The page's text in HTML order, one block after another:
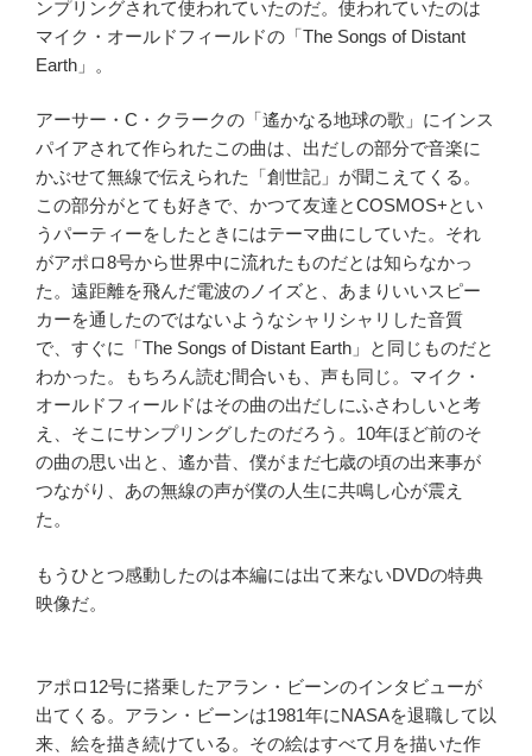
ンプリングされて使われていたのだ。使われていたのは
マイク・オールドフィールドの「The Songs of Distant
Earth」。
アーサー・C・クラークの「遙かなる地球の歌」にインス
パイアされて作られたこの曲は、出だしの部分で音楽に
かぶせて無線で伝えられた「創世記」が聞こえてくる。
この部分がとても好きで、かつて友達とCOSMOS+とい
うパーティーをしたときにはテーマ曲にしていた。それ
がアポロ8号から世界中に流れたものだとは知らなかっ
た。遠距離を飛んだ電波のノイズと、あまりいいスピー
カーを通したのではないようなシャリシャリした音質
で、すぐに「The Songs of Distant Earth」と同じものだと
わかった。もちろん読む間合いも、声も同じ。マイク・
オールドフィールドはその曲の出だしにふさわしいと考
え、そこにサンプリングしたのだろう。10年ほど前のそ
の曲の思い出と、遙か昔、僕がまだ七歳の頃の出来事が
つながり、あの無線の声が僕の人生に共鳴し心が震え
た。
もうひとつ感動したのは本編には出て来ないDVDの特典
映像だ。
アポロ12号に搭乗したアラン・ビーンのインタビューが
出てくる。アラン・ビーンは1981年にNASAを退職して以
来、絵を描き続けている。その絵はすべて月を描いた作